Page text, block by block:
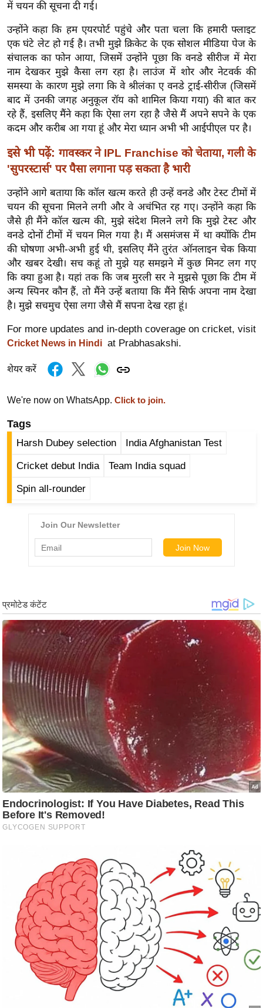
यं
ग
इं
डि
या
सा
हि
त्य
ज
ग
त
टो
व
र्ल्ड
न्यू
ज
ब्री
फ
म
नो
रं
न
ग
त
बॉ
वु
ड
मी
क्षा
r
e
k
i
n
g
N
e
w
s
ला
ल
टे
क्नॉ
लॉ
में चयन की सूचना दी गई।
उन्होंने कहा कि हम एयरपोर्ट पहुंचे और पता चला कि हमारी फ्लाइट
एक घंटे लेट हो गई है। तभी मुझे क्रिकेट के एक सोशल मीडिया पेज के
संचालक का फोन आया, जिसमें उन्होंने पूछा कि वनडे सीरीज में मेरा
नाम देखकर मुझे कैसा लग रहा है। लाउंज में शोर और नेटवर्क की
समस्या के कारण मुझे लगा कि वे श्रीलंका ए वनडे ट्राई-सीरीज (जिसमें
बाद में उनकी जगह अनुकूल रॉय को शामिल किया गया) की बात कर
रहे हैं, इसलिए मैंने कहा कि ऐसा लग रहा है जैसे मैं अपने सपने के एक
कदम और करीब आ गया हूं और मेरा ध्यान अभी भी आईपीएल पर है।
इसे भी पढ़ें: गावस्कर ने IPL Franchise को चेताया, गली के
'सुपरस्टार्स' पर पैसा लगाना पड़ सकता है भारी
उन्होंने आगे बताया कि कॉल खत्म करते ही उन्हें वनडे और टेस्ट टीमों में
चयन की सूचना मिलने लगी और वे अचंभित रह गए। उन्होंने कहा कि
जैसे ही मैंने कॉल खत्म की, मुझे संदेश मिलने लगे कि मुझे टेस्ट और
वनडे दोनों टीमों में चयन मिल गया है। मैं असमंजस में था क्योंकि टीम
की घोषणा अभी-अभी हुई थी, इसलिए मैंने तुरंत ऑनलाइन चेक किया
और खबर देखी। सच कहूं तो मुझे यह समझने में कुछ मिनट लग गए
कि क्या हुआ है। यहां तक ​​कि जब मुरली सर ने मुझसे पूछा कि टीम में
अन्य स्पिनर कौन हैं, तो मैंने उन्हें बताया कि मैंने सिर्फ अपना नाम देखा
है। मुझे सचमुच ऐसा लगा जैसे मैं सपना देख रहा हूं।
For more updates and in-depth coverage on cricket, visit
Cricket News in Hindi at Prabhasakshi.
शेयर करें
We're now on WhatsApp. Click to join.
Tags
Harsh Dubey selection India Afghanistan Test
Cricket debut India Team India squad
Spin all-rounder